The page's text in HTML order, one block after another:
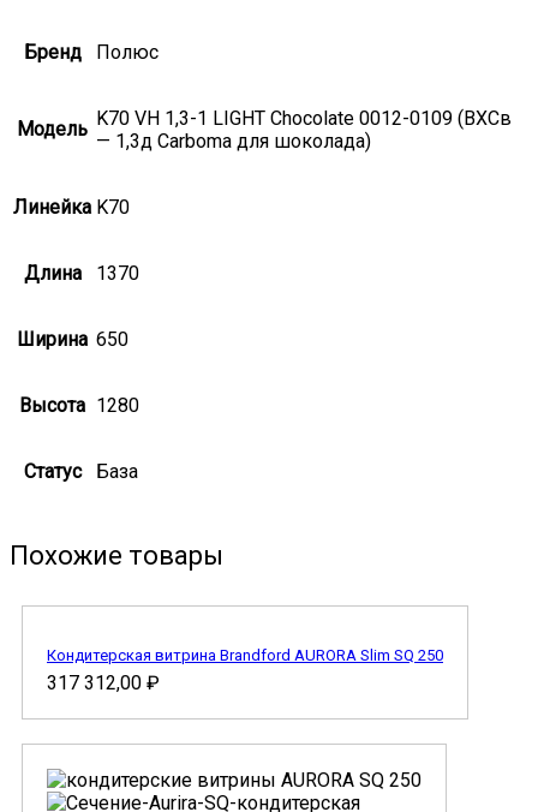
Бренд Полюс
Модель K70 VH 1,3-1 LIGHT Chocolate 0012-0109 (ВХСв
— 1,3д Carboma для шоколада)
Линейка K70
Длина 1370
Ширина 650
Высота 1280
Статус База
Похожие товары
Кондитерская витрина Brandford AURORA Slim SQ 250
317 312,00 ₽